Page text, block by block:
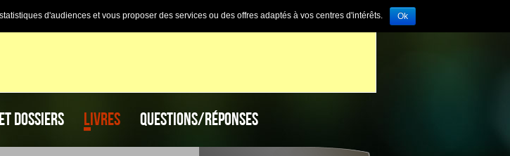
DOSSIERS LIVRES QUESTIONS/RÉPONSES
d'audiences et vous proposer des services ou des offres adaptés à vos centres d'intérêts. Ok